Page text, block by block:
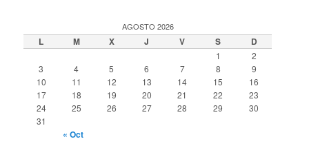
AGOSTO 2026
L M X J V S D
1
2
3
4 5 6 7 8
9
10
11 12 13 14 15
16
17
18 19 20 21 22
23
24
25 26 27 28 29
30
31
« Oct